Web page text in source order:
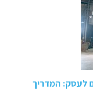
לעסק: המדריך